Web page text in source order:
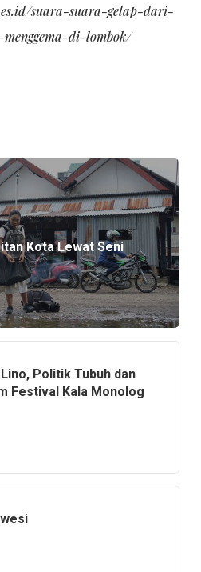
suara-suara-gelap-dari-
di-lombok/
Kota Lewat Seni
Politik Tubuh dan
Festival Kala Monolog